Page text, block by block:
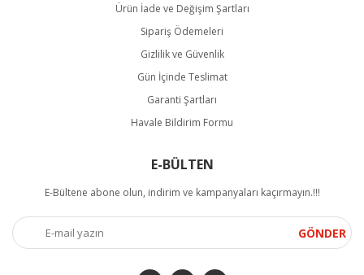
Ürün İade ve Değişim Şartları
Sipariş Ödemeleri
Gizlilik ve Güvenlik
Gün İçinde Teslimat
Garanti Şartları
Havale Bildirim Formu
E-BÜLTEN
E-Bültene abone olun, indirim ve kampanyaları kaçırmayın.!!!
GÖNDER